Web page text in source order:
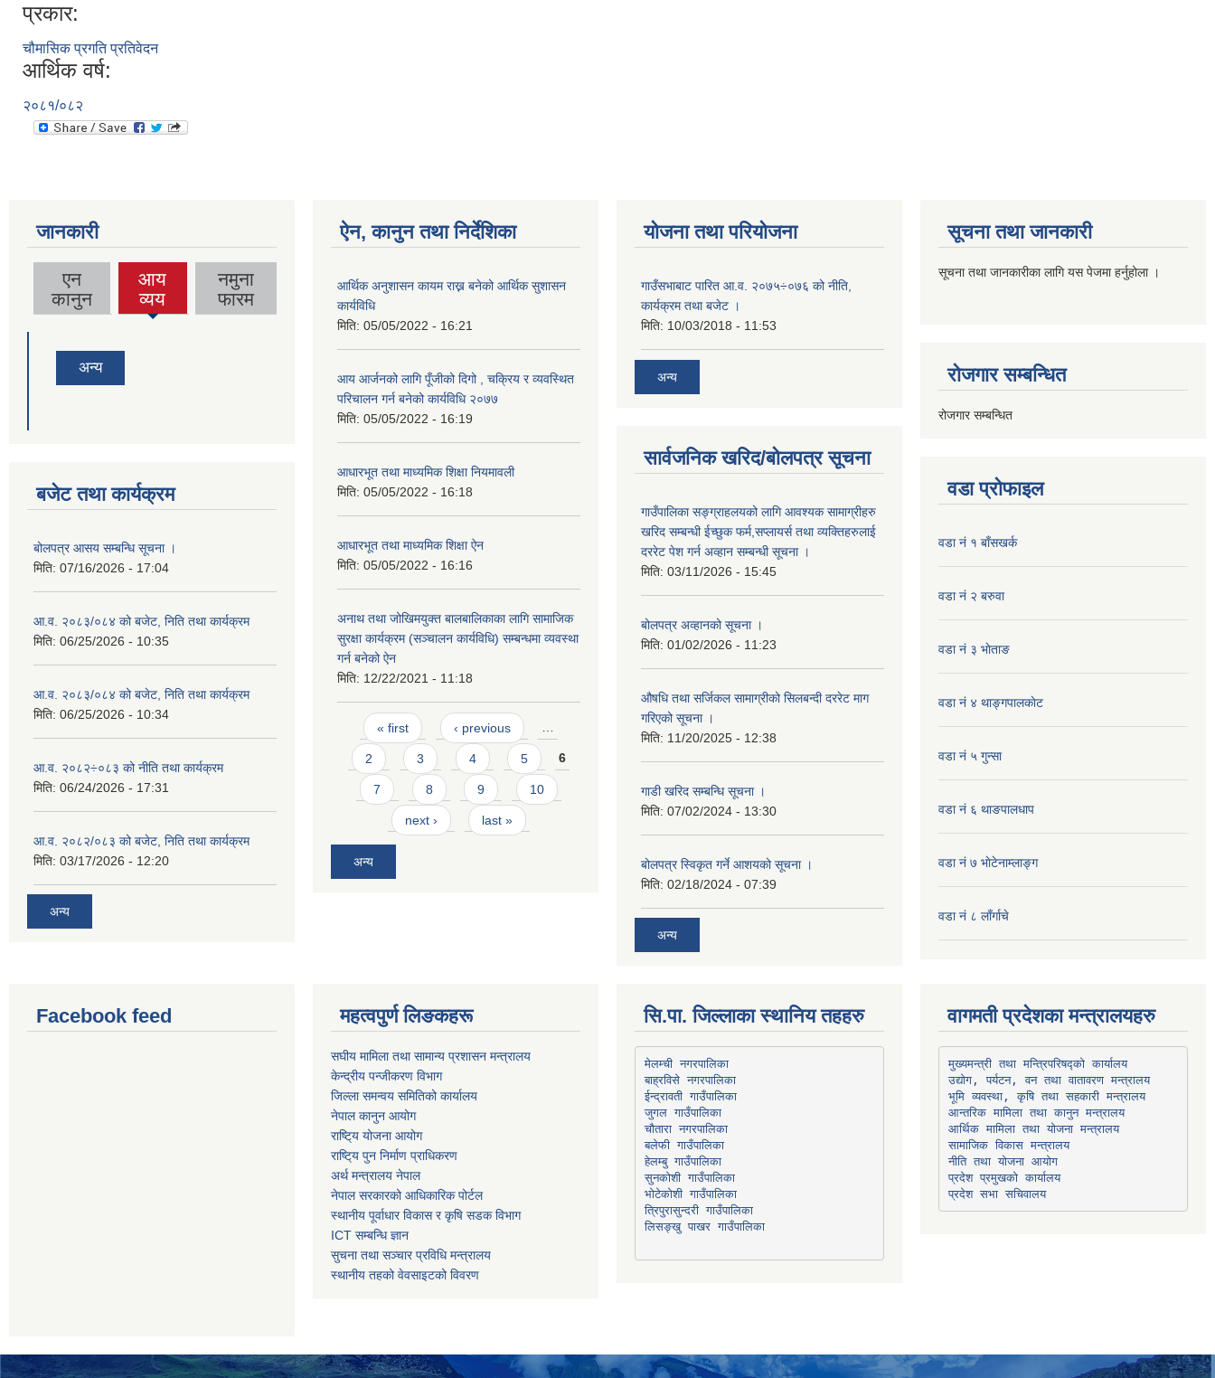
प्रकार:
चौमासिक प्रगति प्रतिवेदन
आर्थिक वर्ष:
२०८१/०८२
जानकारी
एन
कानुन
आय
व्यय
(active
tab)
नमुना
फारम
अन्य
बजेट तथा कार्यक्रम
बोलपत्र आसय सम्बन्धि सूचना ।
मिति: 07/16/2026 - 17:04
आ.व. २०८३/०८४ को बजेट, निति तथा कार्यक्रम
मिति: 06/25/2026 - 10:35
आ.व. २०८३/०८४ को बजेट, निति तथा कार्यक्रम
मिति: 06/25/2026 - 10:34
आ.व. २०८२÷०८३ को नीति तथा कार्यक्रम
मिति: 06/24/2026 - 17:31
आ.व. २०८२/०८३ को बजेट, निति तथा कार्यक्रम
मिति: 03/17/2026 - 12:20
अन्य
ऐन, कानुन तथा निर्देशिका
आर्थिक अनुशासन कायम राख्न बनेको आर्थिक सुशासन
कार्यविधि
मिति: 05/05/2022 - 16:21
आय आर्जनको लागि पूँजीको दिगो , चक्रिय र व्यवस्थित
परिचालन गर्न बनेको कार्यविधि २०७७
मिति: 05/05/2022 - 16:19
आधारभूत तथा माध्यमिक शिक्षा नियमावली
मिति: 05/05/2022 - 16:18
आधारभूत तथा माध्यमिक शिक्षा ऐन
मिति: 05/05/2022 - 16:16
अनाथ तथा जोखिमयुक्त बालबालिकाका लागि सामाजिक
सुरक्षा कार्यक्रम (सञ्चालन कार्यविधि) सम्बन्धमा व्यवस्था
गर्न बनेको ऐन
मिति: 12/22/2021 - 11:18
Pages
« first ‹ previous …
2 3 4 5 6
7 8 9 10
next › last »
अन्य
योजना तथा परियोजना
गाउँसभाबाट पारित आ.व. २०७५÷०७६ को नीति,
कार्यक्रम तथा बजेट ।
मिति: 10/03/2018 - 11:53
अन्य
सार्वजनिक खरिद/बोलपत्र सूचना
गाउँपालिका सङ्ग्राहलयको लागि आवश्यक सामाग्रीहरु
खरिद सम्बन्धी ईच्छुक फर्म,सप्लायर्स तथा व्यक्तिहरुलाई
दररेट पेश गर्न अव्हान सम्बन्धी सूचना ।
मिति: 03/11/2026 - 15:45
बोलपत्र अव्हानको सूचना ।
मिति: 01/02/2026 - 11:23
औषधि तथा सर्जिकल सामाग्रीको सिलबन्दी दररेट माग
गरिएको सूचना ।
मिति: 11/20/2025 - 12:38
गाडी खरिद सम्बन्धि सूचना ।
मिति: 07/02/2024 - 13:30
बोलपत्र स्विकृत गर्ने आशयको सूचना ।
मिति: 02/18/2024 - 07:39
अन्य
सूचना तथा जानकारी
सूचना तथा जानकारीका लागि यस पेजमा हर्नुहोला ।
रोजगार सम्बन्धित
रोजगार सम्बन्धित
वडा प्रोफाइल
वडा नं १ बाँसखर्क
वडा नं २ बरुवा
वडा नं ३ भाेताङ
वडा नं ४ थाङ्गपालकाेट
वडा नं ५ गुन्सा
वडा नं ६ थाङपालधाप
वडा नं ७ भाेटेनाम्लाङ्ग
वडा नं ८ लाँर्गाचे
Facebook feed महत्वपुर्ण लिङकहरू
स‌घीय मामिला तथा सामान्य प्रशासन मन्त्रालय
केन्द्रीय पन्जीकरण विभाग
जिल्ला समन्वय समितिको कार्यालय
नेपाल कानुन आयोग
राष्टि्य योजना आयोग
राष्टि्य पुन निर्माण प्राधिकरण
अर्थ मन्त्रालय नेपाल
नेपाल सरकारको आधिकारिक पोर्टल
स्थानीय पूर्वाधार विकास र कृषि सडक विभाग
ICT सम्बन्धि ज्ञान
सुचना तथा सञ्चार प्रविधि मन्त्रालय
स्थानीय तहको वेवसाइटको विवरण
सि.पा. जिल्लाका स्थानिय तहहरु
मेलम्ची नगरपालिका
बाह्रविसे नगरपालिका
ईन्द्रावती गाउँपालिका
जुगल गाउँपालिका
चौतारा नगरपालिका
बलेफी गाउँपालिका
हेलम्बु गाउँपालिका
सुनकोशी गाउँपालिका
भोटेकोशी गाउँपालिका
त्रिपुरासुन्दरी गाउँपालिका
लिसङ्खु पाखर गाउँपालिका
वागमती प्रदेशका मन्त्रालयहरु
मुख्यमन्त्री तथा मन्त्रिपरिषद्को कार्यालय
उद्योग, पर्यटन, वन तथा वातावरण मन्त्रालय
भूमि व्यवस्था, कृषि तथा सहकारी मन्त्रालय
आन्तरिक मामिला तथा कानुन मन्त्रालय
आर्थिक मामिला तथा योजना मन्त्रालय
सामाजिक विकास मन्त्रालय
नीति तथा योजना आयोग
प्रदेश प्रमुखको कार्यालय
प्रदेश सभा सचिवालय